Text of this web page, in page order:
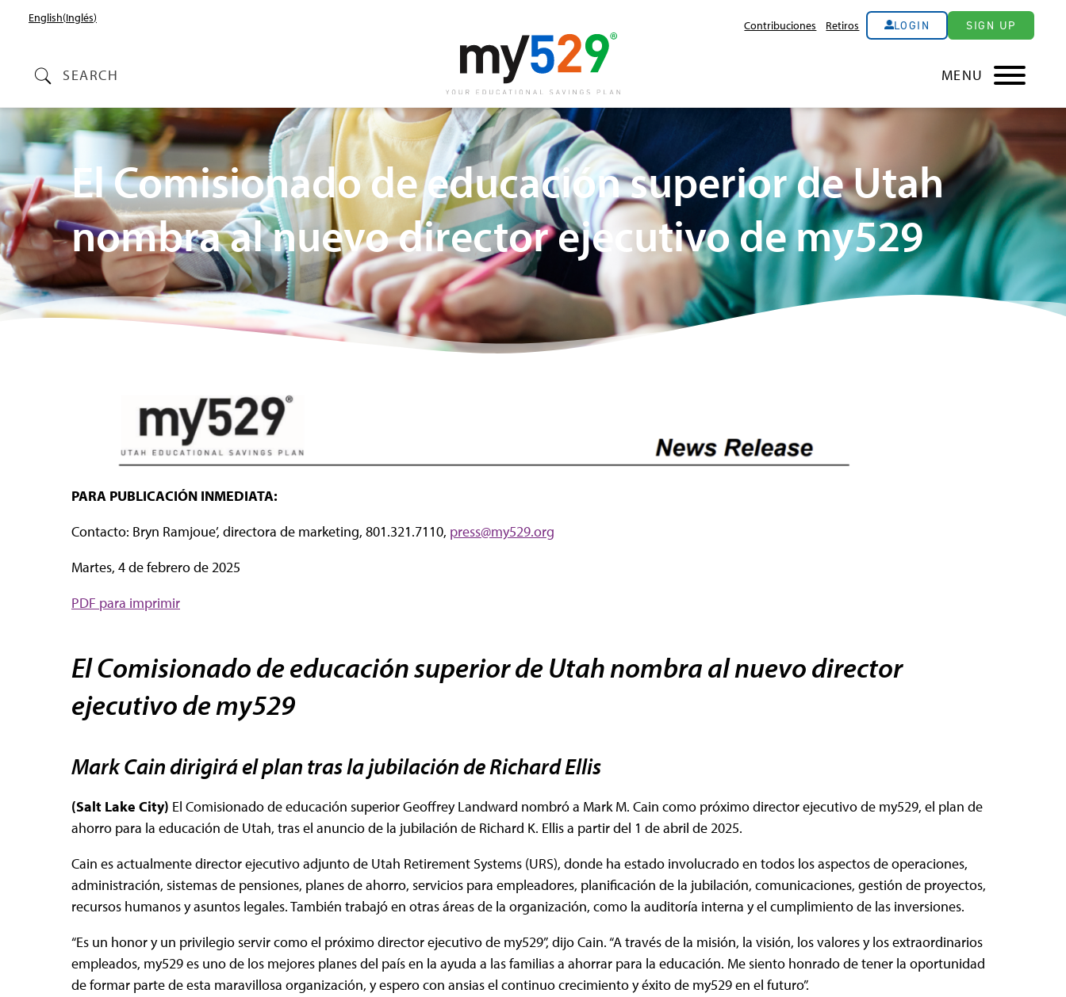
SEARCH
Contribuciones Retiros LOGIN SIGN UP
English(Inglés)
MENU
El Comisionado de educación superior de Utah
nombra al nuevo director ejecutivo de my529
PARA PUBLICACIÓN INMEDIATA:
Contacto: Bryn Ramjoue’, directora de marketing, 801.321.7110, press@my529.org
Martes, 4 de febrero de 2025
PDF para imprimir
El Comisionado de educación superior de Utah nombra al nuevo director
ejecutivo de my529
Mark Cain dirigirá el plan tras la jubilación de Richard Ellis
(Salt Lake City) El Comisionado de educación superior Geoffrey Landward nombró a Mark M. Cain como próximo director ejecutivo de my529, el plan de
ahorro para la educación de Utah, tras el anuncio de la jubilación de Richard K. Ellis a partir del 1 de abril de 2025.
Cain es actualmente director ejecutivo adjunto de Utah Retirement Systems (URS), donde ha estado involucrado en todos los aspectos de operaciones,
administración, sistemas de pensiones, planes de ahorro, servicios para empleadores, planificación de la jubilación, comunicaciones, gestión de proyectos,
recursos humanos y asuntos legales. También trabajó en otras áreas de la organización, como la auditoría interna y el cumplimiento de las inversiones.
“Es un honor y un privilegio servir como el próximo director ejecutivo de my529”, dijo Cain. “A través de la misión, la visión, los valores y los extraordinarios
empleados, my529 es uno de los mejores planes del país en la ayuda a las familias a ahorrar para la educación. Me siento honrado de tener la oportunidad
de formar parte de esta maravillosa organización, y espero con ansias el continuo crecimiento y éxito de my529 en el futuro”.